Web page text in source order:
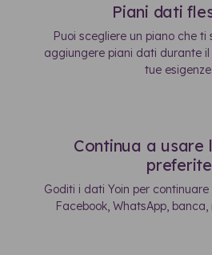
Piani dati
Puoi scegliere un piano che
aggiungere piani dati durante
tue esigenze.
Continua a usare
preferite
Goditi i dati Yoin per
Facebook, WhatsApp, banca,